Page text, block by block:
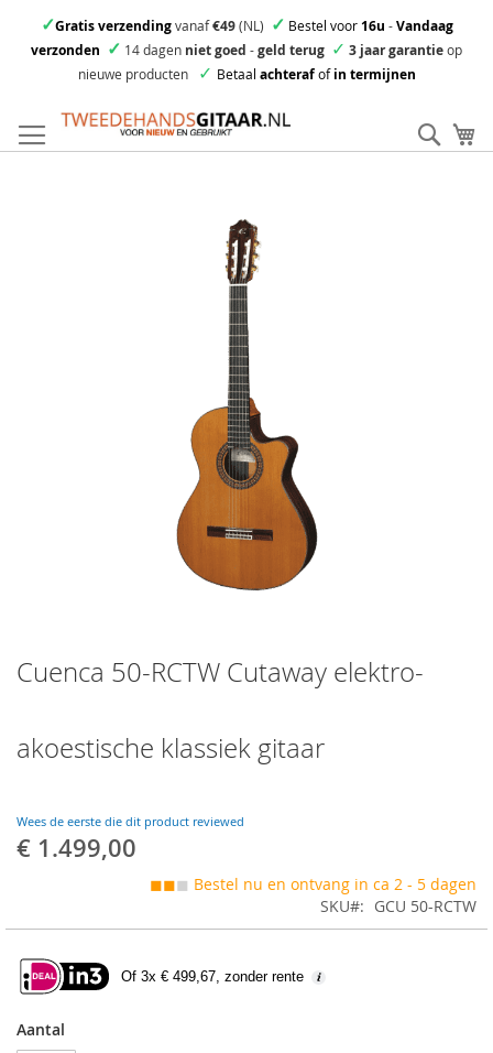
✓Gratis verzendingvanaf€49(NL) ✓ Bestel voor16u -Vandaag
verzonden ✓ 14 dagen niet goed -geld terug ✓ 3 jaar garantieop
nieuwe producten
✓ Betaal achterafofin termijnen
direct
door
Cuenca 50-RCTW Cutaway elektro-
akoestische klassiek gitaar
Wees de eerste die dit product reviewed
€ 1.499,00
◼◼◼ Bestel nu en ontvang in ca 2 - 5 dagen
SKU
GCU 50-RCTW
Of 3x € 499,67, zonder rente
Aantal
to
the
the